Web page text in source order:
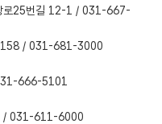
로25번길 12-1 / 031-667-
158 / 031-681-3000
666-5101
/ 031-611-6000